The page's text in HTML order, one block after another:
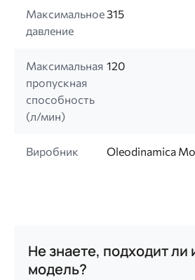
Максимальное
давление
315
Максимальная
пропускная
способность
(л/мин)
120
Виробник Oleodinamica
Не знаете, подходит ли
модель?